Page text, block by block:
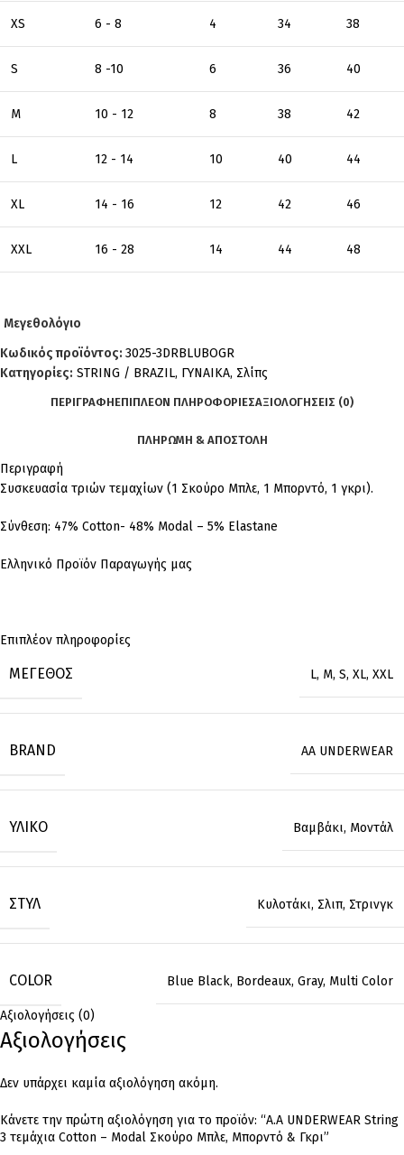
XS 6 - 8 4 34 38
S 8 -10 6 36 40
M 10 - 12 8 38 42
L 12 - 14 10 40 44
XL 14 - 16 12 42 46
XXL 16 - 28 14 44 48
Μεγεθολόγιο
Κωδικός προϊόντος: 3025-3DRBLUBOGR
Κατηγορίες: STRING / BRAZIL, ΓΥΝΑΙΚΑ, Σλίπς
ΠΕΡΙΓΡΑΦΉΕΠΙΠΛΈΟΝ ΠΛΗΡΟΦΟΡΊΕΣΑΞΙΟΛΟΓΉΣΕΙΣ (0)
ΠΛΗΡΩΜΗ & ΑΠΟΣΤΟΛΗ
Περιγραφή
Συσκευασία τριών τεμαχίων (1 Σκούρο Μπλε, 1 Μπορντό, 1 γκρι).
Σύνθεση: 47% Cotton- 48% Modal – 5% Elastane
Ελληνικό Προϊόν Παραγωγής μας
Επιπλέον πληροφορίες
ΜΈΓΕΘΟΣ L, M, S, XL, XXL
BRAND AA UNDERWEAR
ΥΛΙΚΌ Βαμβάκι, Μοντάλ
ΣΤΥΛ Κυλοτάκι, Σλιπ, Στρινγκ
COLOR Blue Black, Bordeaux, Gray, Multi Color
Αξιολογήσεις (0)
Αξιολογήσεις
Δεν υπάρχει καμία αξιολόγηση ακόμη.
Κάνετε την πρώτη αξιολόγηση για το προϊόν: “Α.A UNDERWEAR String
3 τεμάχια Cotton – Modal Σκούρο Μπλε, Μπορντό & Γκρι”